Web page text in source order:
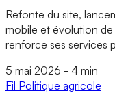
Refonte du site,
mobile et évolution de
renforce ses services
5 mai 2026 - 4 min
Fil Politique agricole